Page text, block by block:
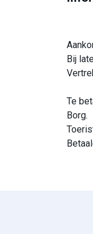
Bij
Te
Borg.